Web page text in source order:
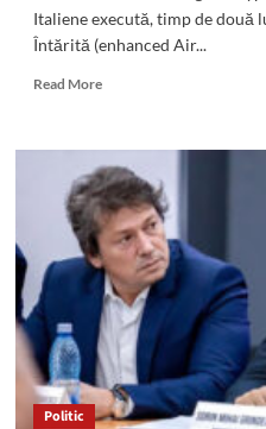
Italiene execută, timp de două
Întărită (enhanced Air...
Read MoreRead
Exerciții
NATO
cu
aeronave
Eurofighter
Typhoon
și
peste
450
militari
din
România,
Politic